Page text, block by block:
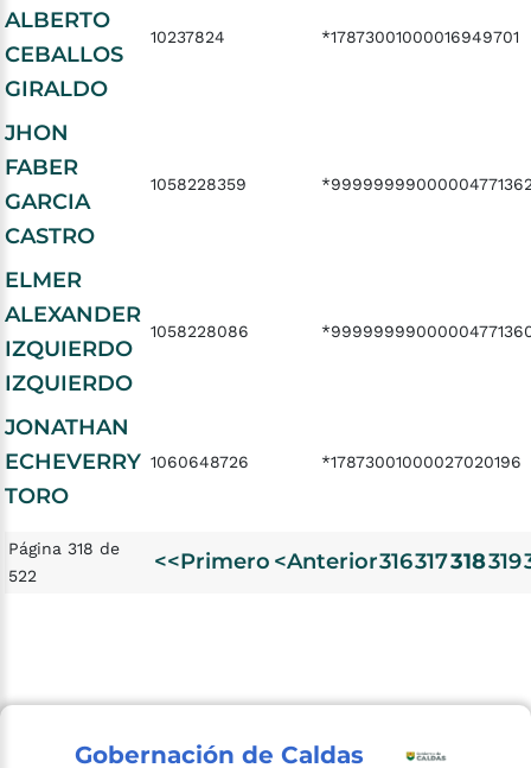
ALBERTO
CEBALLOS
GIRALDO
10237824 *17873001000016949701
JHON
FABER
GARCIA
CASTRO
1058228359
ELMER
ALEXANDER
IZQUIERDO
IZQUIERDO
1058228086
JONATHAN
ECHEVERRY
TORO
1060648726 *17873001000027020196
Página 318 de
522
<<Primero <Anterior316317318319
Gobernación de Caldas